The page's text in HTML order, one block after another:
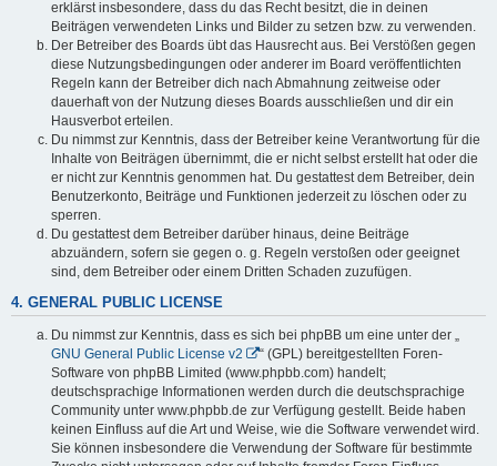
erklärst insbesondere, dass du das Recht besitzt, die in deinen
Beiträgen verwendeten Links und Bilder zu setzen bzw. zu verwenden.
Der Betreiber des Boards übt das Hausrecht aus. Bei Verstößen gegen
diese Nutzungsbedingungen oder anderer im Board veröffentlichten
Regeln kann der Betreiber dich nach Abmahnung zeitweise oder
dauerhaft von der Nutzung dieses Boards ausschließen und dir ein
Hausverbot erteilen.
Du nimmst zur Kenntnis, dass der Betreiber keine Verantwortung für die
Inhalte von Beiträgen übernimmt, die er nicht selbst erstellt hat oder die
er nicht zur Kenntnis genommen hat. Du gestattest dem Betreiber, dein
Benutzerkonto, Beiträge und Funktionen jederzeit zu löschen oder zu
sperren.
Du gestattest dem Betreiber darüber hinaus, deine Beiträge
abzuändern, sofern sie gegen o. g. Regeln verstoßen oder geeignet
sind, dem Betreiber oder einem Dritten Schaden zuzufügen.
4. GENERAL PUBLIC LICENSE
Du nimmst zur Kenntnis, dass es sich bei phpBB um eine unter der „
GNU General Public License v2
“ (GPL) bereitgestellten Foren-
Software von phpBB Limited (www.phpbb.com) handelt;
deutschsprachige Informationen werden durch die deutschsprachige
Community unter www.phpbb.de zur Verfügung gestellt. Beide haben
keinen Einfluss auf die Art und Weise, wie die Software verwendet wird.
Sie können insbesondere die Verwendung der Software für bestimmte